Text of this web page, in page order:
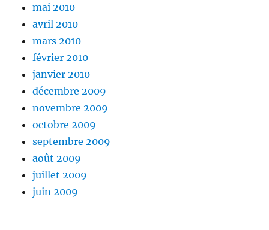
mai 2010
avril 2010
mars 2010
février 2010
janvier 2010
décembre 2009
novembre 2009
octobre 2009
septembre 2009
août 2009
juillet 2009
juin 2009